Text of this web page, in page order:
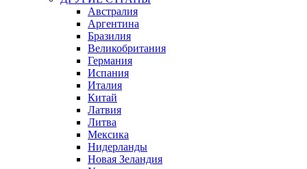
Австралия
Аргентина
Бразилия
Великобритания
Германия
Испания
Италия
Китай
Латвия
Литва
Мексика
Нидерланды
Новая Зеландия